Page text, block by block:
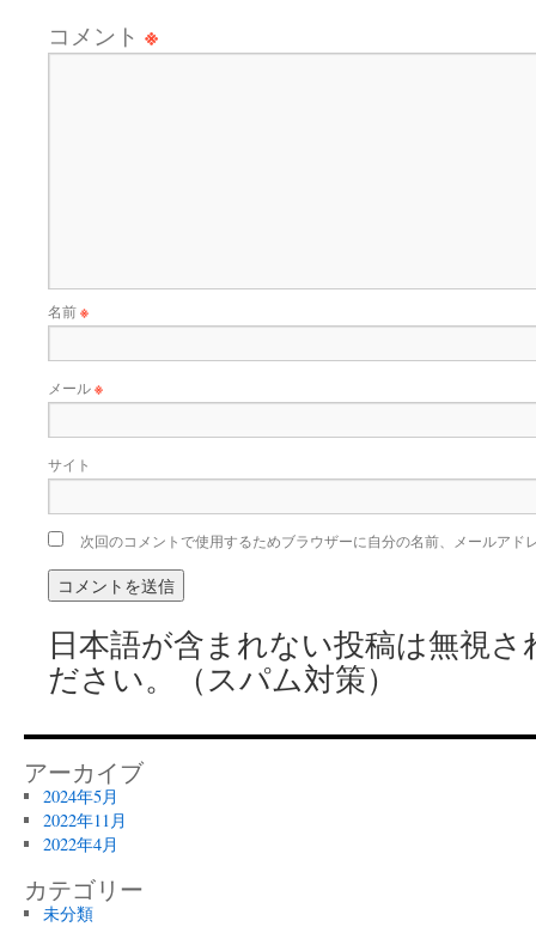
コメント ※
名前※
メール※
サイト
次回のコメントで使用するためブラウザーに自分の名前、メールアド
日本語が含まれない投稿は無視
ださい。（スパム対策）
アーカイブ
2024年5月
2022年11月
2022年4月
カテゴリー
未分類